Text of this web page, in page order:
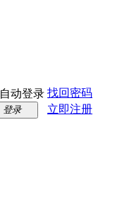
自动登录 找回密码
登录
立即注册